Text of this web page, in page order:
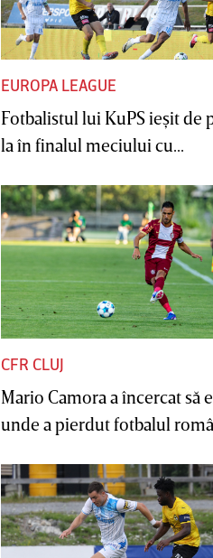
EUROPA LEAGUE
Fotbalistul lui KuPS ieşit de
la în finalul meciului cu...
CFR CLUJ
Mario Camora a încercat să
unde a pierdut fotbalul